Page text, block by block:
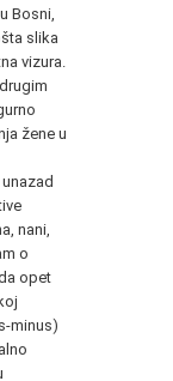
Bosni,
slika
vizura.
žene u
nani,
o
opet
minus)